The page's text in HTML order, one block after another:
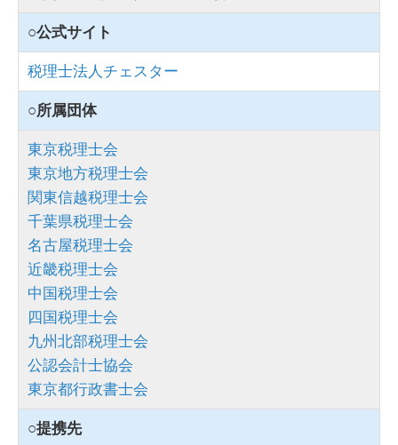
○公式サイト
税理士法人チェスター
○所属団体
東京税理士会
東京地方税理士会
関東信越税理士会
千葉県税理士会
名古屋税理士会
近畿税理士会
中国税理士会
四国税理士会
九州北部税理士会
公認会計士協会
東京都行政書士会
○提携先